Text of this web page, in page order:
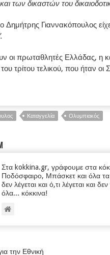
των δικαστών του
Δημήτρης Γιαννακόπουλος
πρωταθλητές Ελλάδας, η
τρίτου τελικού, που ήταν
Καταγγελία Ολυμπιακός
Στα kokkina.gr, γράφουμε στα
Ποδόσφαιρο, Μπάσκετ και όλα τα
δεν λέγεται και ό,τι λέγεται και
όλα... κόκκινα!
την Εθνική